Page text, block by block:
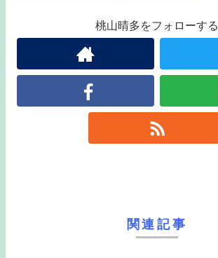
桃山晴多をフォローする
関連記事